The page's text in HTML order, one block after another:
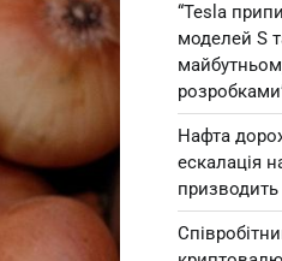
“Tesla
моделей S
Нафта
ескалація
призводить